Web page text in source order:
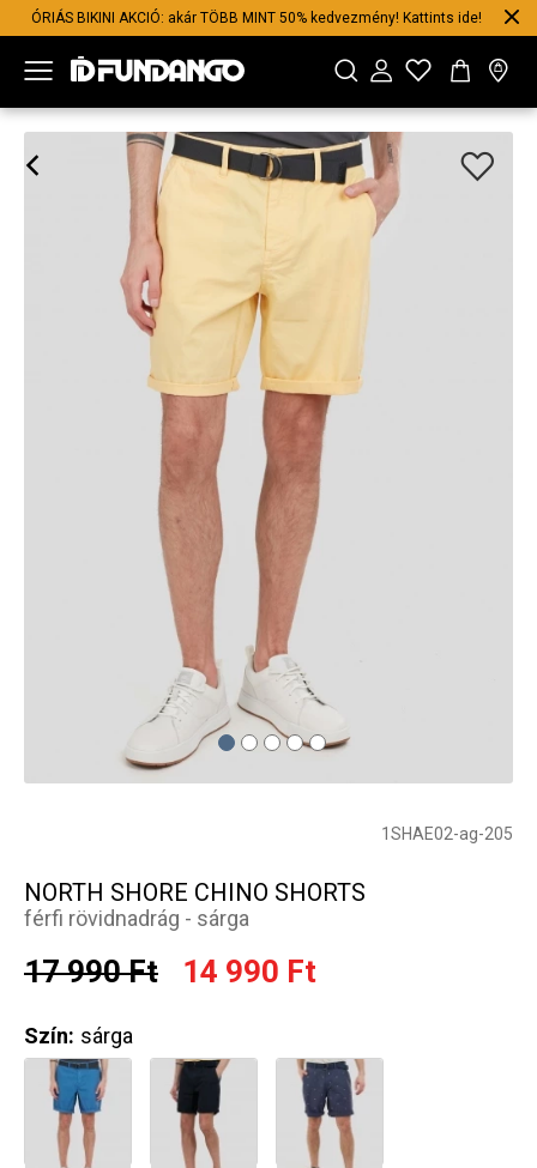
ÓRIÁS BIKINI AKCIÓ: akár TÖBB MINT 50% kedvezmény! Kattints ide!
1SHAE02-ag-205
NORTH SHORE CHINO SHORTS
férfi rövidnadrág - sárga
17 990 Ft 14 990 Ft
Szín: sárga